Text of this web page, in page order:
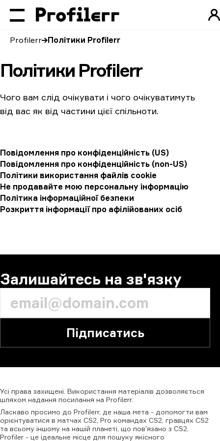
Profilerr Політики Profilerr
Політики Profilerr
Чого вам слід очікувати і чого очікуватимуть
від вас як від частини цієї спільноти.
Повідомлення про конфіденційність (US)
Повідомлення про конфіденційність (non-US)
Політики використання файлів cookie
Не продавайте мою персональну інформацію
Політика інформаційної безпеки
Розкриття інформації про афілійованих осіб
Залишайтесь на зв'язку
Підписатись
Усі права захищені. Використання матеріалів дозволяється
шляхом надання посилання на Profilerr.
Ласкаво просимо до Profilerr, де наша мета - допомогти вам
орієнтуватися в матчах CS2, Pro командах CS2, гравцях CS2
та всьому іншому на нашій планеті, що пов'язано з CS2.
Profiler - це ідеальне місце для пошуку якісного